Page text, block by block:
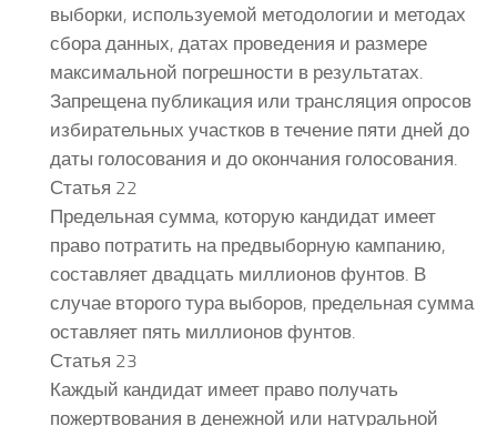
выборки, используемой методологии и методах
сбора данных, датах проведения и размере
максимальной погрешности в результатах.
Запрещена публикация или трансляция опросов
избирательных участков в течение пяти дней до
даты голосования и до окончания голосования.
Статья 22
Предельная сумма, которую кандидат имеет
право потратить на предвыборную кампанию,
составляет двадцать миллионов фунтов. В
случае второго тура выборов, предельная сумма
оставляет пять миллионов фунтов.
Статья 23
Каждый кандидат имеет право получать
пожертвования в денежной или натуральной